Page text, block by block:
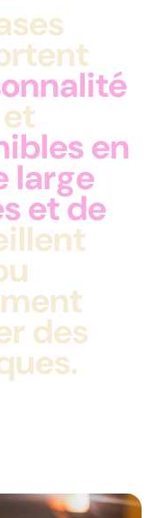
en
large
et de
des